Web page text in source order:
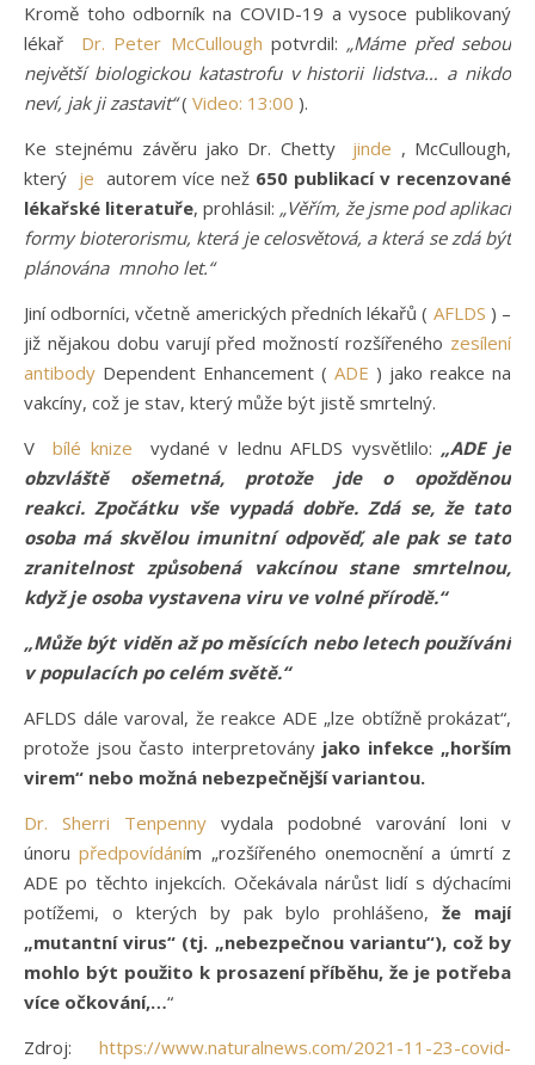
Kromě toho odborník na COVID-19 a vysoce publikovaný
lékař Dr. Peter McCullough potvrdil: „Máme před sebou
největší biologickou katastrofu v historii lidstva… a nikdo
neví, jak ji zastavit“( Video: 13:00 ).
Ke stejnému závěru jako Dr. Chetty jinde , McCullough,
který je autorem více než 650 publikací v recenzované
lékařské literatuře, prohlásil: „Věřím, že jsme pod aplikací
formy bioterorismu, která je celosvětová, a která se zdá být
plánována mnoho let.“
Jiní odborníci, včetně amerických předních lékařů ( AFLDS ) –
již nějakou dobu varují před možností rozšířeného zesílení
antibody Dependent Enhancement ( ADE ) jako reakce na
vakcíny, což je stav, který může být jistě smrtelný.
Vbílé knize vydané v lednu AFLDS vysvětlilo: „ADE je
obzvláště ošemetná, protože jde o opožděnou
reakci. Zpočátku vše vypadá dobře. Zdá se, že tato
osoba má skvělou imunitní odpověď, ale pak se tato
zranitelnost způsobená vakcínou stane smrtelnou,
když je osoba vystavena viru ve volné přírodě.“
„Může být viděn až po měsících nebo letech používání
v populacích po celém světě.“
AFLDS dále varoval, že reakce ADE „lze obtížně prokázat“,
protože jsou často interpretovány jako infekce „horším
virem“ nebo možná nebezpečnější variantou.
Dr. Sherri Tenpenny vydala podobné varování loni v
únorupředpovídáním „rozšířeného onemocnění a úmrtí z
ADE po těchto injekcích. Očekávala nárůst lidí s dýchacími
potížemi, o kterých by pak bylo prohlášeno, že mají
„mutantní virus“ (tj. „nebezpečnou variantu“), což by
mohlo být použito k prosazení příběhu, že je potřeba
více očkování,…“
Zdroj: https://www.naturalnews.com/2021-11-23-covid-